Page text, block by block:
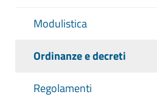
Modulistica
Ordinanze e decreti
Regolamenti